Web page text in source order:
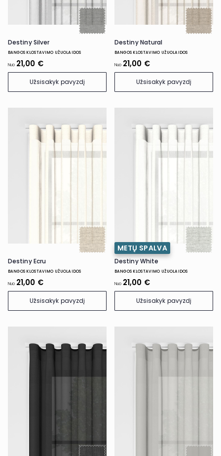
Destiny Silver
BANGOS KLOSTAVIMO UŽUOLAIDOS
Nuo 21,00 €
Užsisakyk pavyzdį
Destiny Natural
BANGOS KLOSTAVIMO UŽUOLAIDOS
Nuo 21,00 €
Užsisakyk pavyzdį
Destiny Ecru
BANGOS KLOSTAVIMO UŽUOLAIDOS
Nuo 21,00 €
Užsisakyk pavyzdį
METŲ SPALVA
Destiny White
BANGOS KLOSTAVIMO UŽUOLAIDOS
Nuo 21,00 €
Užsisakyk pavyzdį